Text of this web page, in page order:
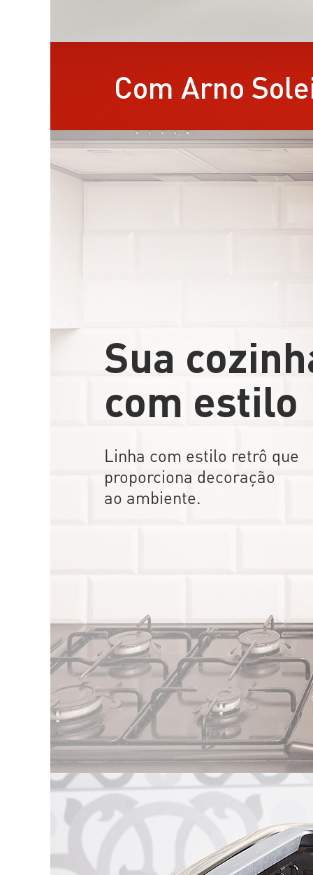
Com Arno
Sua
com estilo
Linha com estilo retrô que
proporciona decoração
ao ambiente.